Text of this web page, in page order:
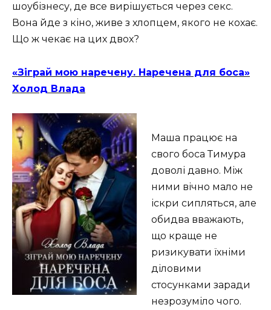
шоубізнесу, де все вирішується через секс.
Вона йде з кіно, живе з хлопцем, якого не кохає.
Що ж чекає на цих двох?
«Зіграй мою наречену. Наречена для боса»
Холод Влада
Маша працює на
свого боса Тимура
доволі давно. Між
ними вічно мало не
іскри сипляться, але
обидва вважають,
що краще не
ризикувати їхніми
діловими
стосунками заради
незрозуміло чого.